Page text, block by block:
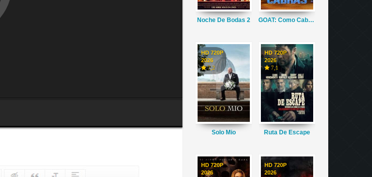
Noche De Bodas 2 GOAT: Como Cabras
HD 720P
2026
7,2
Solo Mio
HD 720P
2026
7,1
Ruta De Escape
HD 720P
2026
HD 720P
2026